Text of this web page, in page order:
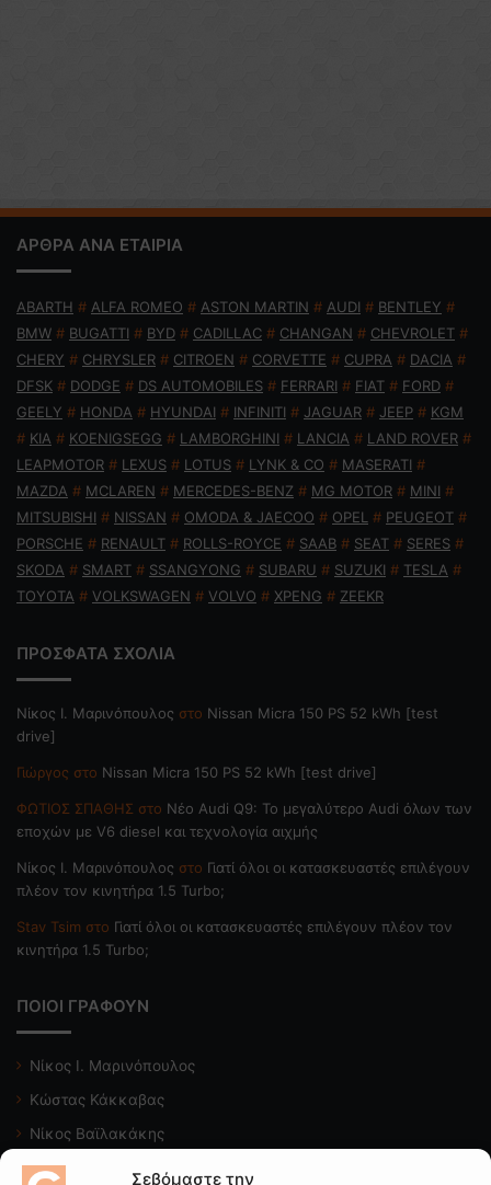
Σεβόμαστε την
ΑΡΘΡΑ ΑΝΑ ΕΤΑΙΡΙΑ
ABARTH # ALFA ROMEO # ASTON MARTIN # AUDI # BENTLEY #
BMW # BUGATTI # BYD # CADILLAC # CHANGAN # CHEVROLET #
CHERY # CHRYSLER # CITROEN # CORVETTE # CUPRA # DACIA #
DFSK # DODGE # DS AUTOMOBILES # FERRARI # FIAT # FORD #
GEELY # HONDA # HYUNDAI # INFINITI # JAGUAR # JEEP # KGM
# KIA # KOENIGSEGG # LAMBORGHINI # LANCIA # LAND ROVER #
LEAPMOTOR # LEXUS # LOTUS # LYNK & CO # MASERATI #
MAZDA # MCLAREN # MERCEDES-BENZ # MG MOTOR # MINI #
MITSUBISHI # NISSAN # OMODA & JAECOO # OPEL # PEUGEOT #
PORSCHE # RENAULT # ROLLS-ROYCE # SAAB # SEAT # SERES #
SKODA # SMART # SSANGYONG # SUBARU # SUZUKI # TESLA #
TOYOTA # VOLKSWAGEN # VOLVO # XPENG # ZEEKR
ΠΡΟΣΦΑΤΑ ΣΧΟΛΙΑ
Nίκος Ι. Mαρινόπουλος στο Nissan Micra 150 PS 52 kWh [test
drive]
Γιώργος στο Nissan Micra 150 PS 52 kWh [test drive]
ΦΩΤΙΟΣ ΣΠΑΘΗΣ στο Νέο Audi Q9: Το μεγαλύτερο Audi όλων των
εποχών με V6 diesel και τεχνολογία αιχμής
Nίκος Ι. Mαρινόπουλος στο Γιατί όλοι οι κατασκευαστές επιλέγουν
πλέον τον κινητήρα 1.5 Turbo;
Stav Tsim στο Γιατί όλοι οι κατασκευαστές επιλέγουν πλέον τον
κινητήρα 1.5 Turbo;
ΠΟΙΟΙ ΓΡΑΦΟΥΝ
Νίκος Ι. Μαρινόπουλος
Κώστας Κάκκαβας
Νίκος Βαϊλακάκης
Μιχάλης Κατωπόδης